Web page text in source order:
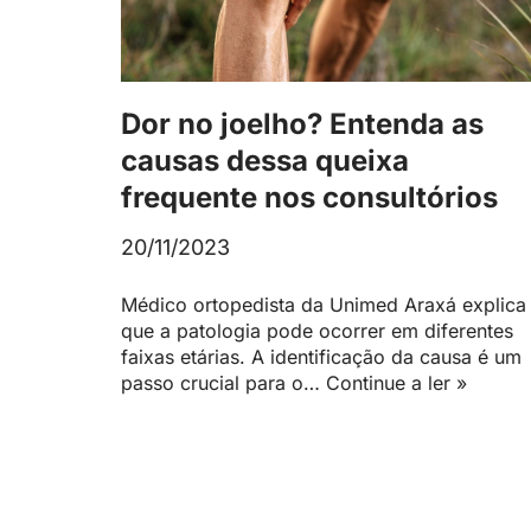
Dor no joelho? Entenda as
causas dessa queixa
frequente nos consultórios
20/11/2023
Médico ortopedista da Unimed Araxá explica
que a patologia pode ocorrer em diferentes
faixas etárias. A identificação da causa é um
passo crucial para o… Continue a ler »